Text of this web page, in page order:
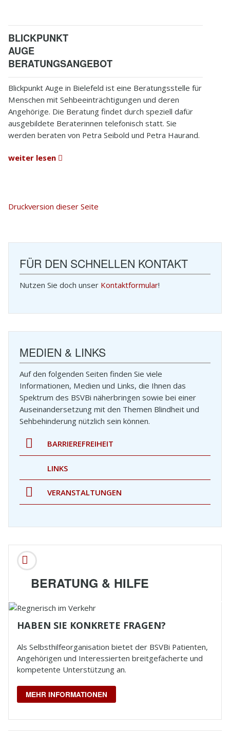
BLICKPUNKT
AUGE
BERATUNGSANGEBOT
Blickpunkt Auge in Bielefeld ist eine Beratungsstelle für
Menschen mit Sehbeeinträchtigungen und deren
Angehörige. Die Beratung findet durch speziell dafür
ausgebildete Beraterinnen telefonisch statt. Sie
werden beraten von Petra Seibold und Petra Haurand.
weiter lesen
Druckversion dieser Seite
FÜR DEN SCHNELLEN KONTAKT
Nutzen Sie doch unser Kontaktformular!
MEDIEN & LINKS
Auf den folgenden Seiten finden Sie viele
Informationen, Medien und Links, die Ihnen das
Spektrum des BSVBi näherbringen sowie bei einer
Auseinandersetzung mit den Themen Blindheit und
Sehbehinderung nützlich sein können.
BARRIEREFREIHEIT
LINKS
VERANSTALTUNGEN
BERATUNG & HILFE
HABEN SIE KONKRETE FRAGEN?
Als Selbsthilfeorganisation bietet der BSVBi Patienten,
Angehörigen und Interessierten breitgefächerte und
kompetente Unterstützung an.
MEHR INFORMATIONEN